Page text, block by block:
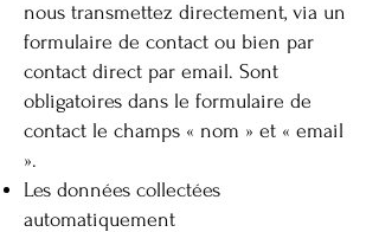
nous transmettez directement, via un
formulaire de contact ou bien par
contact direct par email. Sont
obligatoires dans le formulaire de
contact le champs « nom » et « email
».
Les données collectées
automatiquement